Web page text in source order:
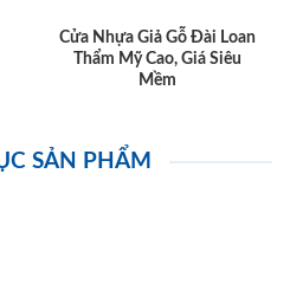
Cửa Nhựa Giả Gỗ Đài Loan
Thẩm Mỹ Cao, Giá Siêu
Mềm
SẢN PHẨM